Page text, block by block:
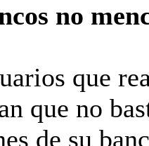
no
que
que no
de su